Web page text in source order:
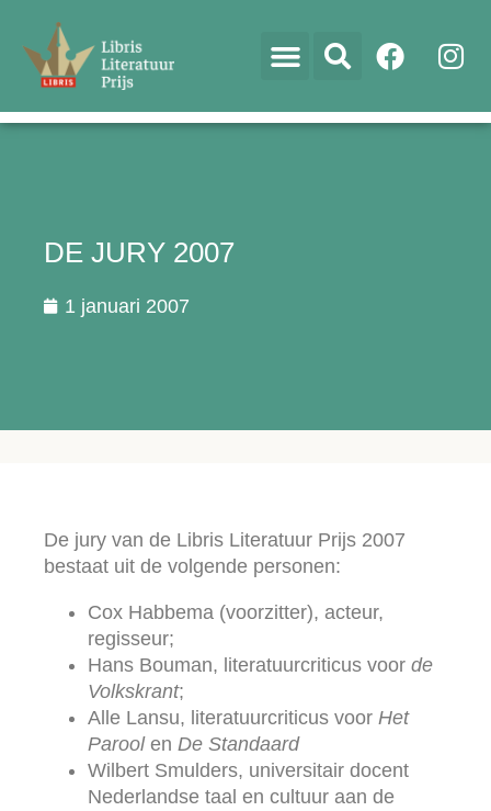
DE JURY 2007
1 januari 2007
De jury van de Libris Literatuur Prijs 2007
bestaat uit de volgende personen:
Cox Habbema (voorzitter), acteur,
regisseur;
Hans Bouman, literatuurcriticus voor de
Volkskrant;
Alle Lansu, literatuurcriticus voor Het
Paroolen De Standaard
Wilbert Smulders, universitair docent
Nederlandse taal en cultuur aan de